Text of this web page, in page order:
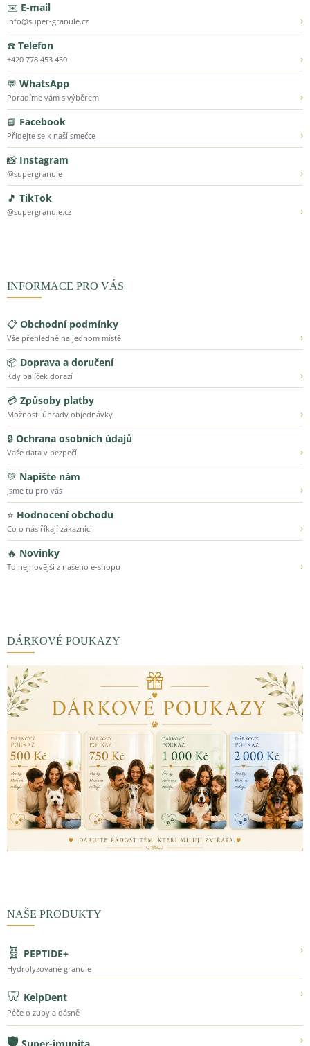
✉️ E-mail
info@super-granule.cz
›
☎️ Telefon
+420 778 453 450
›
💬 WhatsApp
Poradíme vám s výběrem
›
📘 Facebook
Přidejte se k naší smečce
›
📸 Instagram
@supergranule
›
🎵 TikTok
@supergranule.cz ›
INFORMACE PRO VÁS
📋 Obchodní podmínky
Vše přehledně na jednom místě
›
📦 Doprava a doručení
Kdy balíček dorazí
›
💳 Způsoby platby
Možnosti úhrady objednávky
›
🔒 Ochrana osobních údajů
Vaše data v bezpečí
›
💚 Napište nám
Jsme tu pro vás
›
⭐ Hodnocení obchodu
Co o nás říkají zákazníci
›
🔥 Novinky
To nejnovější z našeho e-shopu ›
DÁRKOVÉ POUKAZY
NAŠE PRODUKTY
🧬 PEPTIDE+ ›
Hydrolyzované granule
🦷 KelpDent ›
Péče o zuby a dásně
🛡️ ›